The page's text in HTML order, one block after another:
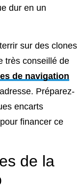
dur en un
sur des clones
très conseillé de
de navigation
Préparez-
encarts
financer ce
de la